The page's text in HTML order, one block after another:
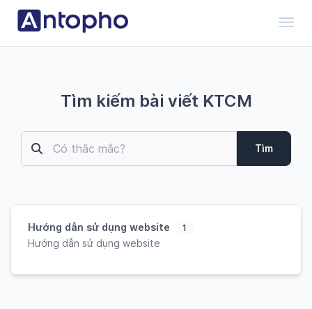
Tìm kiếm bài viết KTCM
Tìm
Hướng dẫn sử dụng website 1
Hướng dẫn sử dụng website